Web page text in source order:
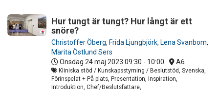
Hur tungt är tungt? Hur långt är ett
snöre?
Christoffer Öberg, Frida Ljungbjörk, Lena Svanbom,
Marita Östlund Sers
Onsdag 24 maj 2023 09:30 - 10:00 A6
Kliniska stöd / Kunskapsstyrning / Beslutstöd, Svenska,
Förinspelat + På plats, Presentation, Inspiration,
Introduktion, Chef/Beslutsfattare,